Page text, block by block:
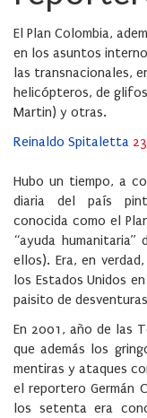
El Plan Colombia,
en los asuntos
las transnacionales,
helicópteros, de
Martin) y otras.
Reinaldo Spitaletta
Hubo un tiempo, a
diaria del país
conocida como el
“ayuda
ellos). Era, en
los Estados Unidos
paisito de
En 2001, año de las
que además los
mentiras y ataques
el reportero Germán
los setenta era